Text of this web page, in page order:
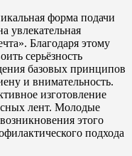
форма подачи
увлекательная
Благодаря этому
серьёзность
базовых принципов
и внимательность.
изготовление
лент. Молодые
этого
подхода